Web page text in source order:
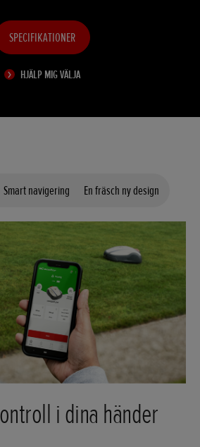
SPECIFIKATIONER
HJÄLP MIG VÄLJA
Smart navigering En fräsch ny design
i dina händer